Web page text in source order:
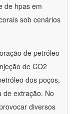
de hpas em
sob cenários
de petróleo
de CO2
dos poços,
de extração. No
diversos